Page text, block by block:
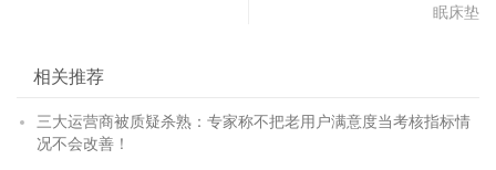
眠床垫
相关推荐
三大运营商被质疑杀熟：专家称不把老用户满意度当考核指标情
况不会改善！